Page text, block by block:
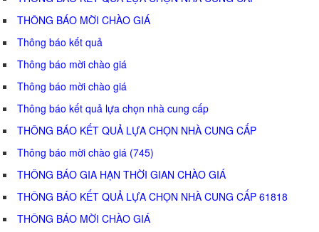
THÔNG BÁO MỜI CHÀO GIÁ
Thông báo kết quả
Thông báo mời chào giá
Thông báo mời chào giá
Thông báo kết quả lựa chọn nhà cung cấp
THÔNG BÁO KẾT QUẢ LỰA CHỌN NHÀ CUNG CẤP
Thông báo mời chào giá (745)
THÔNG BÁO GIA HẠN THỜI GIAN CHÀO GIÁ
THÔNG BÁO KẾT QUẢ LỰA CHỌN NHÀ CUNG CẤP 61818
THÔNG BÁO MỜI CHÀO GIÁ